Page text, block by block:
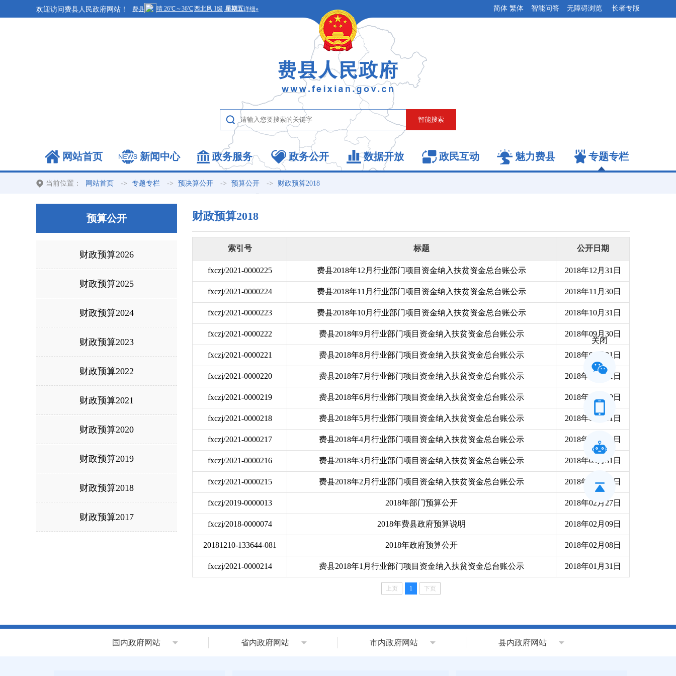
欢迎访问费县人民政府网站！ 智能问答 无障碍浏览 长者专版
简体 繁体
网站首页 新闻中心 政务服务 政务公开 数据开放 政民互动 魅力费县 专题专栏
当前位置： 网站首页 -> 专题专栏 -> 预决算公开 -> 预算公开 -> 财政预算2018
预算公开
财政预算2026
财政预算2025
财政预算2024
财政预算2023
财政预算2022
财政预算2021
财政预算2020
财政预算2019
财政预算2018
财政预算2017
财政预算2018
索引号 标题 公开日期
fxczj/2021-0000225 费县2018年12月行业部门项目资金纳入扶贫资金总台账公示 2018年12月31日
fxczj/2021-0000224 费县2018年11月行业部门项目资金纳入扶贫资金总台账公示 2018年11月30日
fxczj/2021-0000223 费县2018年10月行业部门项目资金纳入扶贫资金总台账公示 2018年10月31日
fxczj/2021-0000222 费县2018年9月行业部门项目资金纳入扶贫资金总台账公示 2018年09月30日
fxczj/2021-0000221 费县2018年8月行业部门项目资金纳入扶贫资金总台账公示 2018年08月31日
fxczj/2021-0000220 费县2018年7月行业部门项目资金纳入扶贫资金总台账公示 2018年07月31日
fxczj/2021-0000219 费县2018年6月行业部门项目资金纳入扶贫资金总台账公示 2018年06月30日
fxczj/2021-0000218 费县2018年5月行业部门项目资金纳入扶贫资金总台账公示 2018年05月31日
fxczj/2021-0000217 费县2018年4月行业部门项目资金纳入扶贫资金总台账公示 2018年04月30日
fxczj/2021-0000216 费县2018年3月行业部门项目资金纳入扶贫资金总台账公示 2018年03月31日
fxczj/2021-0000215 费县2018年2月行业部门项目资金纳入扶贫资金总台账公示 2018年02月28日
fxczj/2019-0000013 2018年部门预算公开 2018年02月27日
fxczj/2018-0000074 2018年费县政府预算说明 2018年02月09日
20181210-133644-081 2018年政府预算公开 2018年02月08日
fxczj/2021-0000214 费县2018年1月行业部门项目资金纳入扶贫资金总台账公示 2018年01月31日
上页 1 下页
国内政府网站 省内政府网站 市内政府网站 县内政府网站
关闭